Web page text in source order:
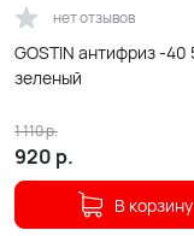
нет отзывов
GOSTIN антифриз -40 5кг
зеленый
920 р.
1 110р.
В корзину